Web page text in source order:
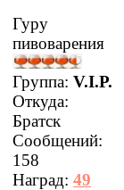
Гуру
пивоварения
Группа: V.I.P.
Откуда:
Братск
Сообщений:
158
Наград: 49